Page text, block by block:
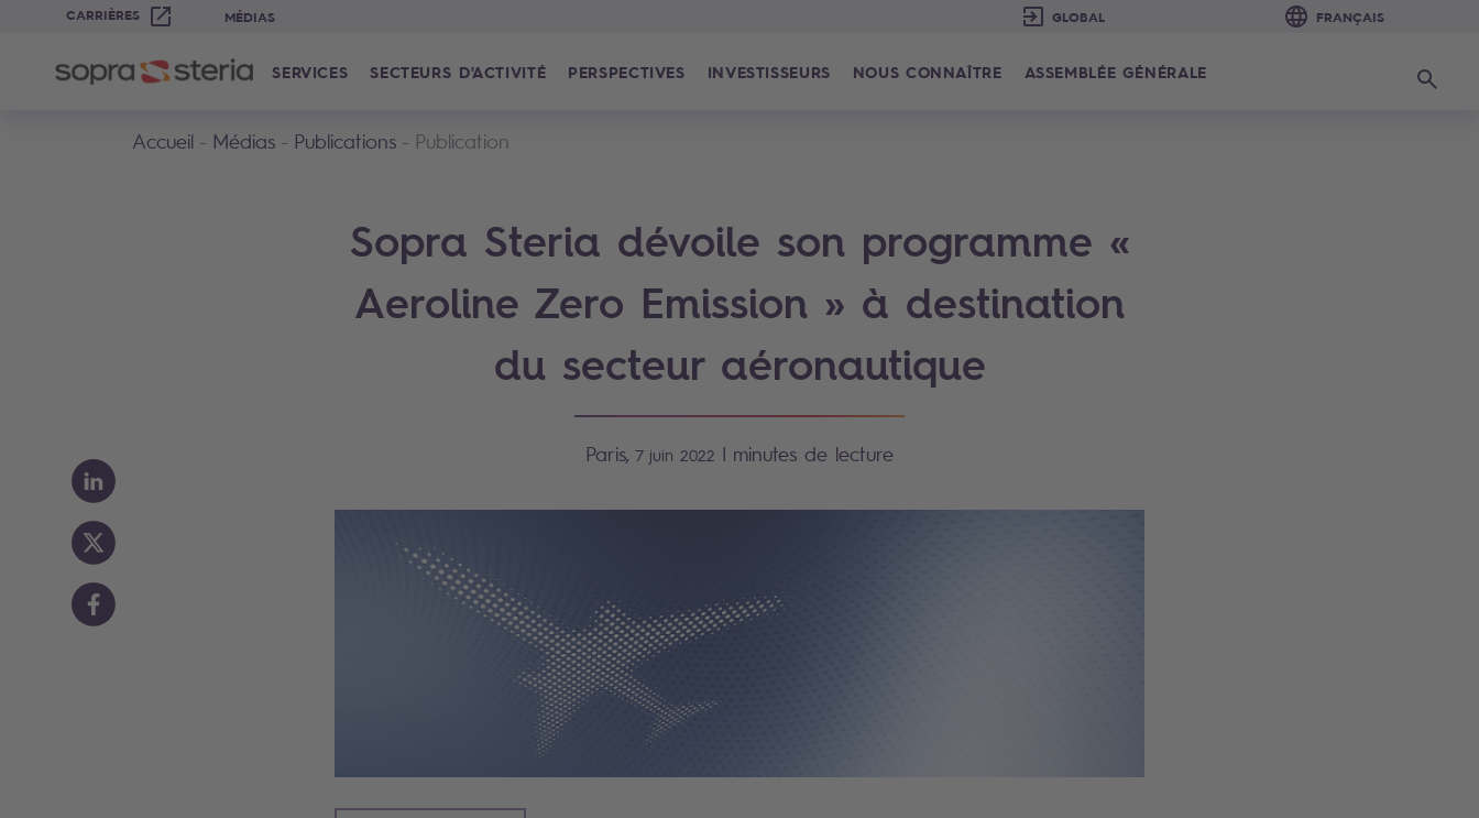
CARRIÈRES MÉDIAS
SERVICES SECTEURS D'ACTIVITÉ PERSPECTIVES INVESTISSEURS NOUS CONNAÎTRE ASSEMBLÉE GÉNÉRALE
Accueil Médias Publications Publication
Sopra Steria dévoile son programme «
Aeroline Zero Emission » à destination
du secteur aéronautique
Paris, 7 juin 2022 | minutes de lecture